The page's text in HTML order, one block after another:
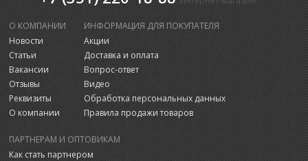
О КОМПАНИИ
Новости
Статьи
Вакансии
Отзывы
Реквизиты
О компании
ИНФОРМАЦИЯ ДЛЯ ПОКУПАТЕЛЯ
Акции
Доставка и оплата
Вопрос-ответ
Видео
Обработка персональных данных
Правила продажи товаров
ПАРТНЕРАМ И ОПТОВИКАМ
Как стать партнером